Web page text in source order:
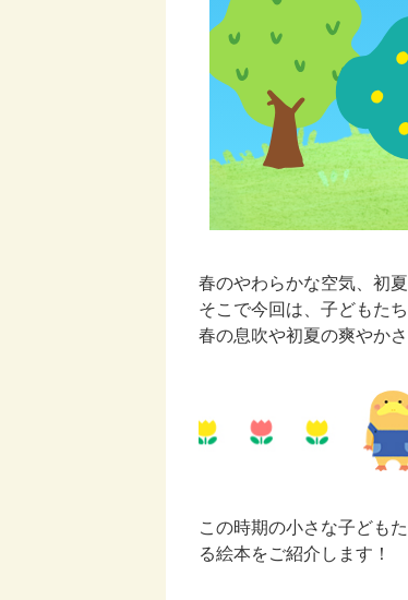
春のやわらかな空気、初
そこで今回は、子どもた
春の息吹や初夏の爽やか
この時期の小さな子ども
る絵本をご紹介します！